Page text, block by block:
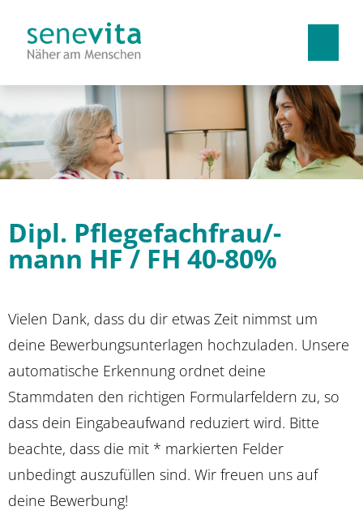
Französisch
Arbeiten bei uns
Benefits
Lehrstellen
Dipl. Pflegefachfrau/-
mann HF / FH 40-80%
Vielen Dank, dass du dir etwas Zeit nimmst um
deine Bewerbungsunterlagen hochzuladen. Unsere
automatische Erkennung ordnet deine
Stammdaten den richtigen Formularfeldern zu, so
dass dein Eingabeaufwand reduziert wird. Bitte
beachte, dass die mit * markierten Felder
unbedingt auszufüllen sind. Wir freuen uns auf
deine Bewerbung!